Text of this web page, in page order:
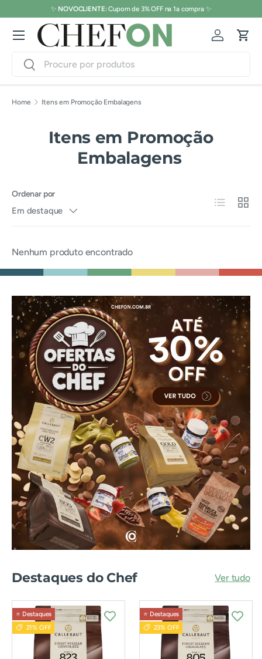
Pular para o conteúdo
✨ NOVOCLIENTE:Cupom de 3% OFF na 1a compra ✨
Pesquisar
Pesquisar
Conecte-
Menu
Home Itens em Promoção Embalagens
Itens em Promoção
Embalagens
Ordenar por
Em destaque
Lista Grade
Nenhum produto encontrado
Destaques do Chef Ver tudo
⭐️ Destaques
21% OFF
⭐️ Destaques
23% OFF